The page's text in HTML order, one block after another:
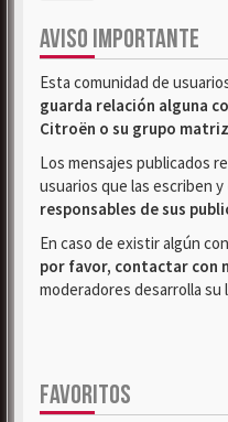
AVISO IMPORTANTE
Esta comunidad de
guarda relación alguna
Citroën o su grupo
Los mensajes publicados
usuarios que las escriben y
responsables de sus
En caso de existir algún
por favor, contactar con
moderadores desarrolla
FAVORITOS